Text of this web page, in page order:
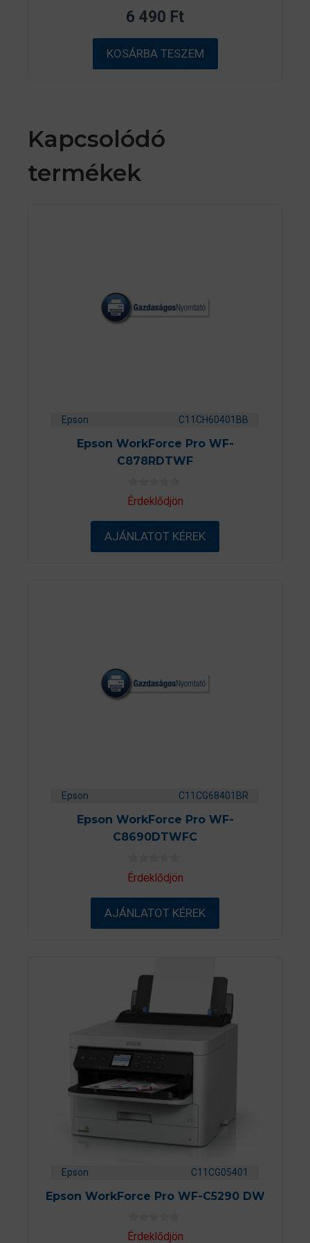
5
b
ő
l
6 490 Ft
KOSÁRBA TESZEM
Kapcsolódó
termékek
Epson C11CH60401BB
Epson WorkForce Pro WF-
C878RDTWF
0
a
-
ő
Érdeklődjön
AJÁNLATOT KÉREK
Epson C11CG68401BR
Epson WorkForce Pro WF-
C8690DTWFC
0
a
-
ő
Érdeklődjön
AJÁNLATOT KÉREK
Epson C11CG05401
Epson WorkForce Pro WF-C5290 DW
0
aÉrdeklődjön